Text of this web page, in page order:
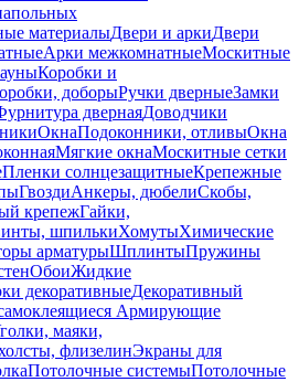
материалыДвери и аркиДвери
Арки межкомнатныеМоскитные
Коробки и
доборыРучки дверныеЗамки
двернаяДоводчики
ОкнаПодоконники, отливыОкна
Мягкие окнаМоскитные сетки
Пленки солнцезащитныеКрепежные
ГвоздиАнкеры, дюбелиСкобы,
крепежГайки,
шпилькиХомутыХимические
арматурыШплинтыПружины
ОбоиЖидкие
декоративныеДекоративный
Армирующие
маяки,
флизелинЭкраны для
Потолочные системыПотолочные